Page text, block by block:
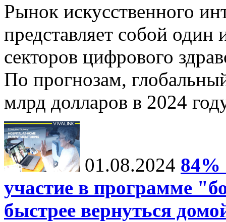
Рынок искусственного
представляет собой один
секторов цифрового
По прогнозам,
млрд долларов в 2024
01.08.2024 84%
участие в программе
быстрее вернуться